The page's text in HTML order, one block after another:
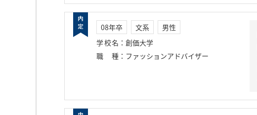
08年卒 文系
男性
学校名 ： 創価大学
職種 ： ファッションアドバイザー